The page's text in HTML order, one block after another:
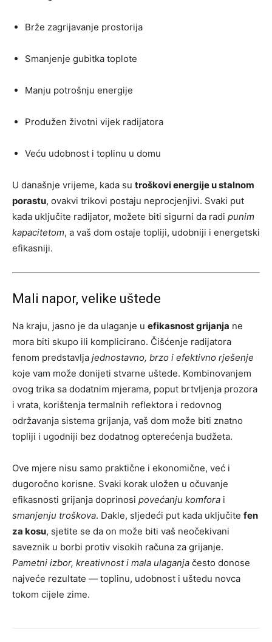
Brže zagrijavanje prostorija
Smanjenje gubitka toplote
Manju potrošnju energije
Produžen životni vijek radijatora
Veću udobnost i toplinu u domu
U današnje vrijeme, kada su troškovi energije u stalnom
porastu, ovakvi trikovi postaju neprocjenjivi. Svaki put
kada uključite radijator, možete biti sigurni da radi punim
kapacitetom, a vaš dom ostaje topliji, udobniji i energetski
efikasniji.
Mali napor, velike uštede
Na kraju, jasno je da ulaganje u efikasnost grijanja ne
mora biti skupo ili komplicirano. Čišćenje radijatora
fenom predstavlja jednostavno, brzo i efektivno rješenje
koje vam može donijeti stvarne uštede. Kombinovanjem
ovog trika sa dodatnim mjerama, poput brtvljenja prozora
i vrata, korištenja termalnih reflektora i redovnog
održavanja sistema grijanja, vaš dom može biti znatno
topliji i ugodniji bez dodatnog opterećenja budžeta.
Ove mjere nisu samo praktične i ekonomične, već i
dugoročno korisne. Svaki korak uložen u očuvanje
efikasnosti grijanja doprinosi povećanju komfora i
smanjenju troškova. Dakle, sljedeći put kada uključite fen
za kosu, sjetite se da on može biti vaš neočekivani
saveznik u borbi protiv visokih računa za grijanje.
Pametni izbor, kreativnost i mala ulaganja često donose
najveće rezultate — toplinu, udobnost i uštedu novca
tokom cijele zime.